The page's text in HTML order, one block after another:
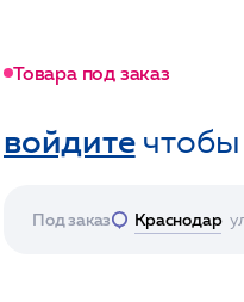
Товара под заказ
войдитечтобы
Под заказ Краснодар